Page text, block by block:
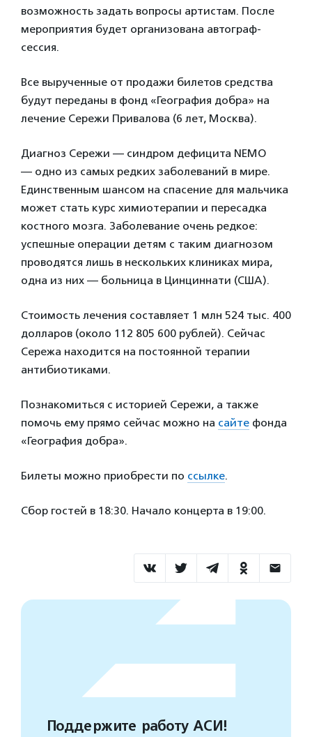
возможность задать вопросы артистам. После
мероприятия будет организована автограф-
сессия.
Все вырученные от продажи билетов средства
будут переданы в фонд «География добра» на
лечение Сережи Привалова (6 лет, Москва).
Диагноз Сережи — синдром дефицита NEMO
— одно из самых редких заболеваний в мире.
Единственным шансом на спасение для мальчика
может стать курс химиотерапии и пересадка
костного мозга. Заболевание очень редкое:
успешные операции детям с таким диагнозом
проводятся лишь в нескольких клиниках мира,
одна из них — больница в Цинциннати (США).
Стоимость лечения составляет 1 млн 524 тыс. 400
долларов (около 112 805 600 рублей). Сейчас
Сережа находится на постоянной терапии
антибиотиками.
Познакомиться с историей Сережи, а также
помочь ему прямо сейчас можно на сайте фонда
«География добра».
Билеты можно приобрести по ссылке.
Сбор гостей в 18:30. Начало концерта в 19:00.
Поддержите работу АСИ!